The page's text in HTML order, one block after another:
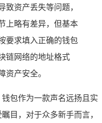
致资产丢失等问题，
上略有差异，但基本
要求填入正确的钱包
链网络的地址格式
资产安全。
包作为一款声名远扬且实
目，对于众多新手而言，